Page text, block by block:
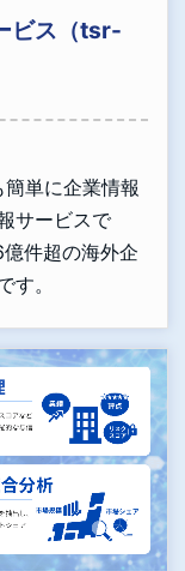
ビス（tsr-
単に企業情報
サービスで
件超の海外企
。